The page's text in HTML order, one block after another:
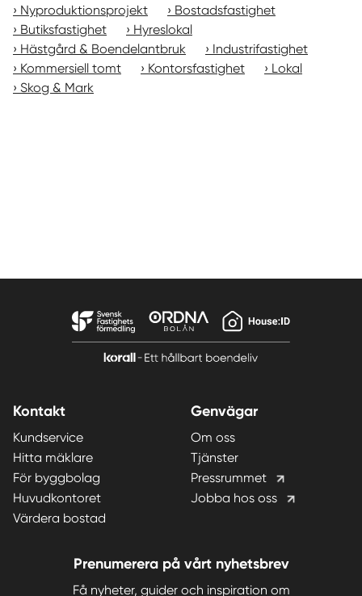
Nyproduktionsprojekt
Bostadsfastighet
Butiksfastighet
Hyreslokal
Hästgård & Boendelantbruk
Industrifastighet
Kommersiell tomt
Kontorsfastighet
Lokal
Skog & Mark
Kontakt
Kundservice
Hitta mäklare
För byggbolag
Huvudkontoret
Värdera bostad
Genvägar
Om oss
Tjänster
Pressrummet
Jobba hos oss
Prenumerera på vårt nyhetsbrev
Få nyheter, guider och inspiration om